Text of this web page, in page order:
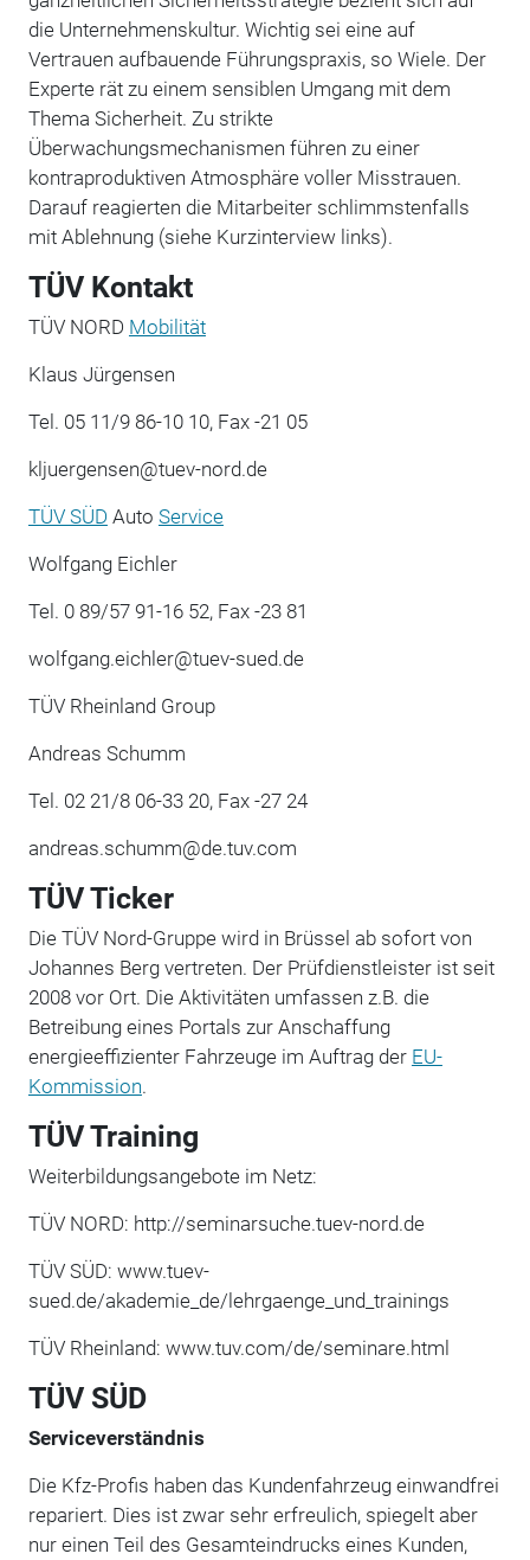
die Unternehmenskultur. Wichtig sei eine auf
Vertrauen aufbauende Führungspraxis, so Wiele. Der
Experte rät zu einem sensiblen Umgang mit dem
Thema Sicherheit. Zu strikte
Überwachungsmechanismen führen zu einer
kontraproduktiven Atmosphäre voller Misstrauen.
Darauf reagierten die Mitarbeiter schlimmstenfalls
mit Ablehnung (siehe Kurzinterview links).
TÜV Kontakt
TÜV NORD Mobilität
Klaus Jürgensen
Tel. 05 11/9 86-10 10, Fax -21 05
kljuergensen@tuev-nord.de
TÜV SÜD Auto Service
Wolfgang Eichler
Tel. 0 89/57 91-16 52, Fax -23 81
wolfgang.eichler@tuev-sued.de
TÜV Rheinland Group
Andreas Schumm
Tel. 02 21/8 06-33 20, Fax -27 24
andreas.schumm@de.tuv.com
TÜV Ticker
Die TÜV Nord-Gruppe wird in Brüssel ab sofort von
Johannes Berg vertreten. Der Prüfdienstleister ist seit
2008 vor Ort. Die Aktivitäten umfassen z.B. die
Betreibung eines Portals zur Anschaffung
energieeffizienter Fahrzeuge im Auftrag der EU-
Kommission.
TÜV Training
Weiterbildungsangebote im Netz:
TÜV NORD: http://seminarsuche.tuev-nord.de
TÜV SÜD: www.tuev-
sued.de/akademie_de/lehrgaenge_und_trainings
TÜV Rheinland: www.tuv.com/de/seminare.html
TÜV SÜD
Serviceverständnis
Die Kfz-Profis haben das Kundenfahrzeug einwandfrei
repariert. Dies ist zwar sehr erfreulich, spiegelt aber
nur einen Teil des Gesamteindrucks eines Kunden,